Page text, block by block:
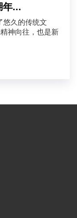
...
悠久的传统文
神向往，也是新